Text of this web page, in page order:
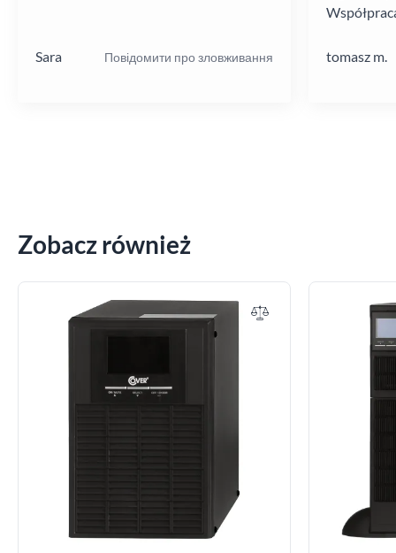
Sara Повідомити про зловживання
tomasz m.
Zobacz również